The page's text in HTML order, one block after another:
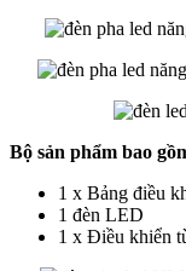
Bộ sản phẩm bao
1 x Bảng điều
1 đèn LED
1 x Điều khiển